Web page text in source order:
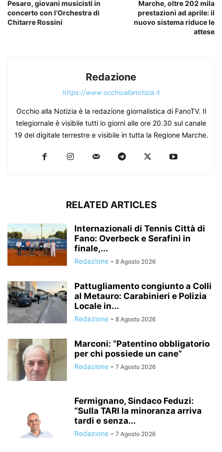
Pesaro, giovani musicisti in
concerto con l’Orchestra di
Chitarre Rossini
Marche, oltre 202 mila
prestazioni ad aprile: il
nuovo sistema riduce le
attese
Redazione
https://www.occhioallanotizia.it
Occhio alla Notizia è la redazione giornalistica di FanoTV. Il
telegiornale è visibile tutti io giorni alle ore 20.30 sul canale
19 del digitale terrestre e visibile in tutta la Regione Marche.
RELATED ARTICLES
Internazionali di Tennis Città di
Fano: Overbeck e Serafini in
finale,...
Redazione - 8 Agosto 2026
Pattugliamento congiunto a Colli
al Metauro: Carabinieri e Polizia
Locale in...
Redazione - 8 Agosto 2026
Marconi: “Patentino obbligatorio
per chi possiede un cane”
Redazione - 7 Agosto 2026
Fermignano, Sindaco Feduzi:
“Sulla TARI la minoranza arriva
tardi e senza...
Redazione - 7 Agosto 2026